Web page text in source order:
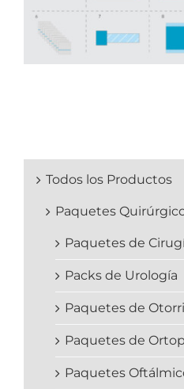
Todos los Productos
Paquetes
Paquetes de
Packs de Urología
Paquetes de
Paquetes de
Paquetes